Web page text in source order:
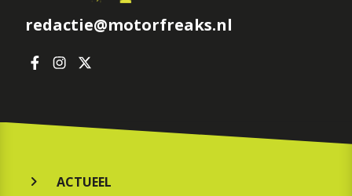
redactie@motorfreaks.nl
ACTUEEL